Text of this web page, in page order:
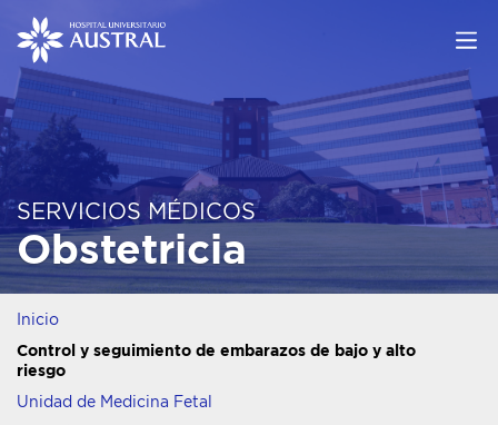
SERVICIOS MÉDICOS
Obstetricia
Inicio
Control y seguimiento de embarazos de bajo y alto
riesgo
Unidad de Medicina Fetal